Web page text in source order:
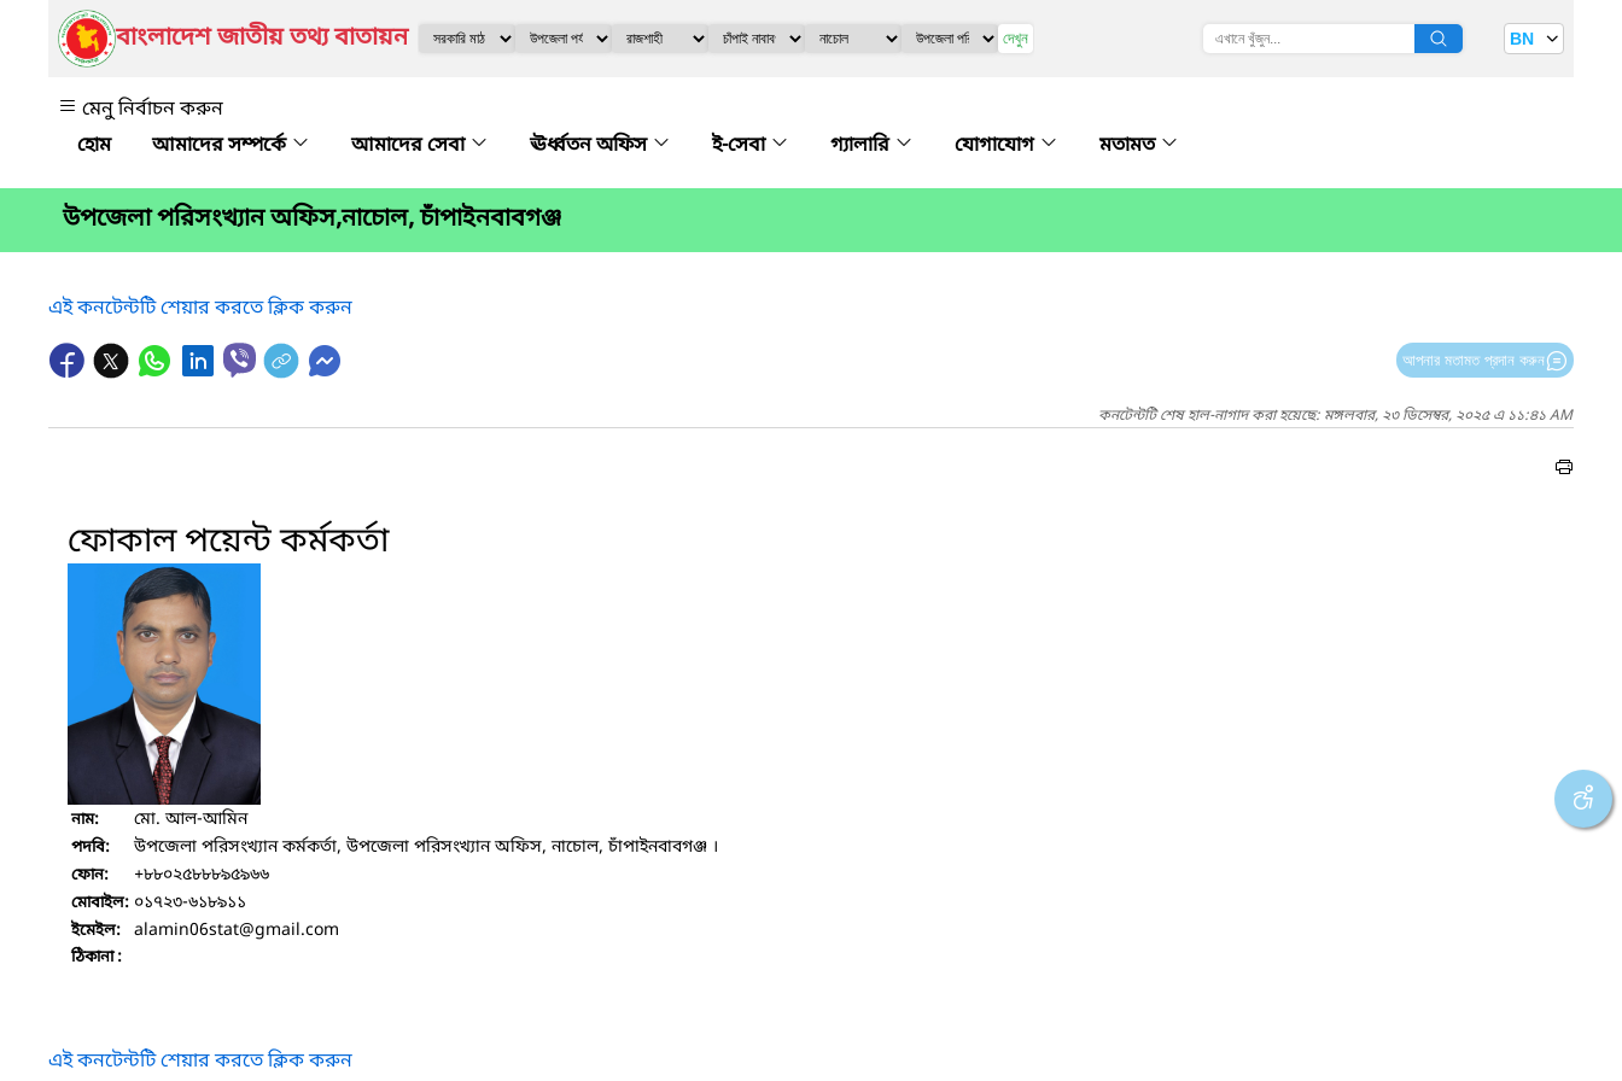
বাংলাদেশ জাতীয় তথ্য বাতায়ন দেখুন BN
মেনু নির্বাচন করুন
আমাদের সম্পর্কে
আমাদের সেবা ঊর্ধ্বতন অফিস ই-সেবা গ্যালারি যোগাযোগ মতামত
উপজেলা পরিসংখ্যান অফিস,নাচোল, চাঁপাইনবাবগঞ্জ
এই কনটেন্টটি শেয়ার করতে ক্লিক করুন
আপনার মতামত প্রদান করুন
কনটেন্টটি শেষ হাল-নাগাদ করা হয়েছে: মঙ্গলবার, ২৩ ডিসেম্বর, ২০২৫ এ ১১:৪১ AM
ফোকাল পয়েন্ট কর্মকর্তা
নাম: মো. আল-আমিন
পদবি: উপজেলা পরিসংখ্যান কর্মকর্তা, উপজেলা পরিসংখ্যান অফিস, নাচোল, চাঁপাইনবাবগঞ্জ ।
ফোন: +৮৮০২৫৮৮৮৯৫৯৬৬
মোবাইল: ০১৭২৩-৬১৮৯১১
ইমেইল: alamin06stat@gmail.com
ঠিকানা :
এই কনটেন্টটি শেয়ার করতে ক্লিক করুন